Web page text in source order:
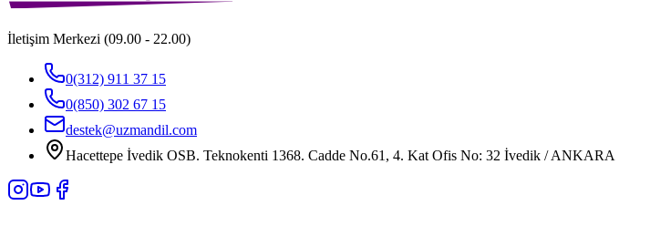
İletişim Merkezi (09.00 - 22.00)
0(312) 911 37 15
0(850) 302 67 15
destek@uzmandil.com
Hacettepe İvedik OSB. Teknokenti 1368. Cadde No.61, 4. Kat Ofis No: 32 İvedik / ANKARA